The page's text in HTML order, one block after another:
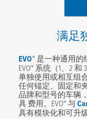
满足
EVO™ 是一种通用的
EVO™ 系统（1、2
单独使用或相互组
任何锚定、固定和
品牌和型号的车辆
具 费用。EVO™ 与
具有模块化和可升级